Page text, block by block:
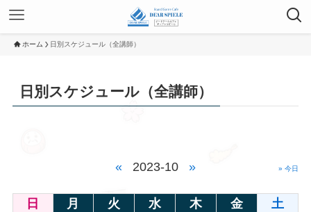
ホーム 日別スケジュール（全講師）
日別スケジュール（全講師）
« 2023-10 » » 今日
日 月 火 水 木 金
土